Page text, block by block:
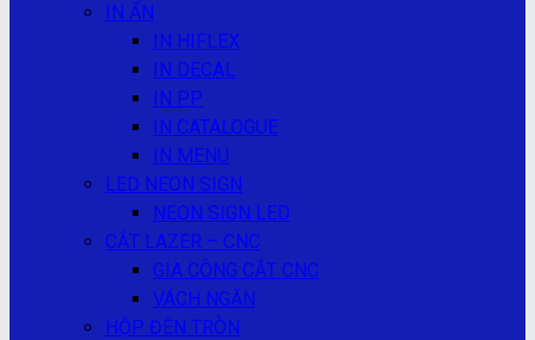
IN ẤN
IN HIFLEX
IN DECAL
IN PP
IN CATALOGUE
IN MENU
LED NEON SIGN
NEON SIGN LED
CẮT LAZER – CNC
GIA CÔNG CẮT CNC
VÁCH NGĂN
HỘP ĐÈN TRÒN